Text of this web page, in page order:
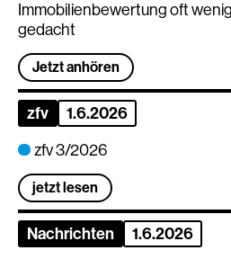
Immobilienbewertung oft
gedacht
Jetzt anhören
zfv 3/2026
zfv 1.6.2026
jetzt lesen
Nachrichten 1.6.2026